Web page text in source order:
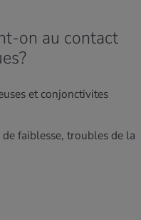
on au contact
et conjonctivites
faiblesse, troubles de la